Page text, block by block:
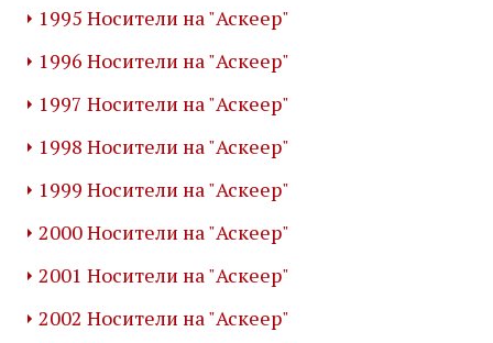
1995 Носители на "Аскеер"
1996 Носители на "Аскеер"
1997 Носители на "Аскеер"
1998 Носители на "Аскеер"
1999 Носители на "Аскеер"
2000 Носители на "Аскеер"
2001 Носители на "Аскеер"
2002 Носители на "Аскеер"